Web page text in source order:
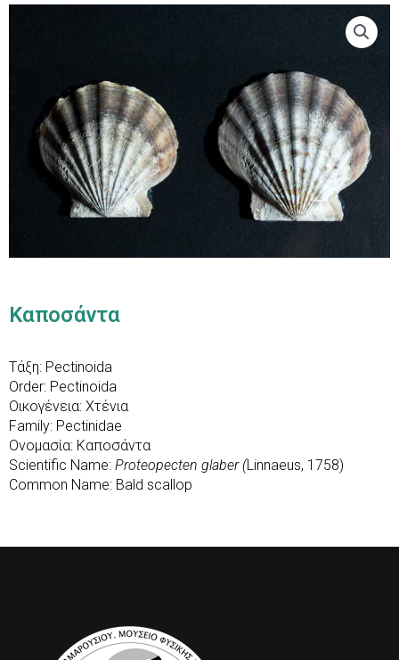
Καποσάντα
Τάξη: Pectinoida
Order: Pectinoida
Οικογένεια: Χτένια
Family: Pectinidae
Ονομασία: Καποσάντα
Scientific Name: Proteopecten glaber (Linnaeus, 1758)
Common Name: Bald scallop